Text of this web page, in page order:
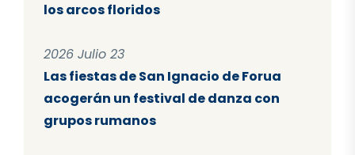
los arcos floridos
2026 Julio 23
Las fiestas de San Ignacio de Forua
acogerán un festival de danza con
grupos rumanos